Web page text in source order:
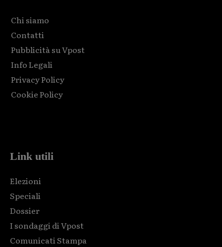
Chi siamo
Contatti
Pubblicità su Vpost
Info Legali
Privacy Policy
Cookie Policy
Link utili
Elezioni
Speciali
Dossier
I sondaggi di Vpost
Comunicati Stampa